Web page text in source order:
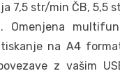
7,5 str/min ČB, 5,5
Omenjena
na A4
z vašim